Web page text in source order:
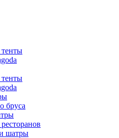
бруса
шатры